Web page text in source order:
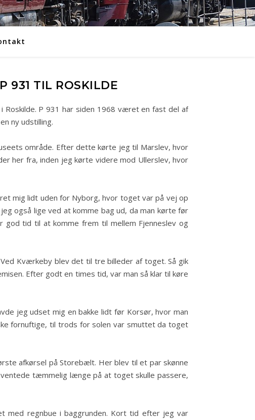
931 TIL ROSKILDE
P 931 har siden 1968 været en fast del af
ny udstilling.
område. Efter dette kørte jeg til Marslev, hvor
her fra, inden jeg kørte videre mod Ullerslev, hvor
mig lidt uden for Nyborg, hvor toget var på vej op
også lige ved at komme bag ud, da man kørte før
tid til at komme frem til mellem Fjenneslev og
Kværkeby blev det til tre billeder af toget. Så gik
Efter godt en times tid, var man så klar til køre
jeg udset mig en bakke lidt før Korsør, hvor man
fornuftige, til trods for solen var smuttet da toget
afkørsel på Storebælt. Her blev til et par skønne
tæmmelig længe på at toget skulle passere,
med regnbue i baggrunden. Kort tid efter jeg var